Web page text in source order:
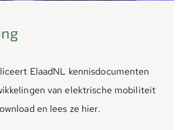
ElaadNL kennisdocumenten
van elektrische mobiliteit
en lees ze hier.